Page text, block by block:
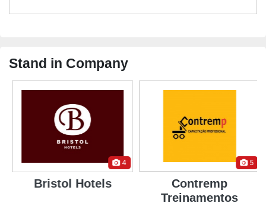
Stand in Company
4
Bristol Hotels
5
Contremp
Treinamentos